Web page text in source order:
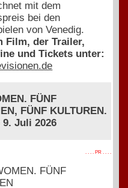
mit dem
bei den
von Venedig.
Film, der Trailer,
und Tickets unter:
FÜNF
FÜNF KULTUREN.
Juli 2026
. . . . PR . . . .